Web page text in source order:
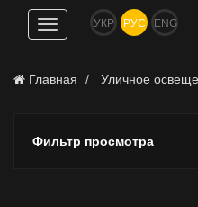
Показать
навигацию
УКР РУС ENG
Главная Уличное
Фильтр просмотра